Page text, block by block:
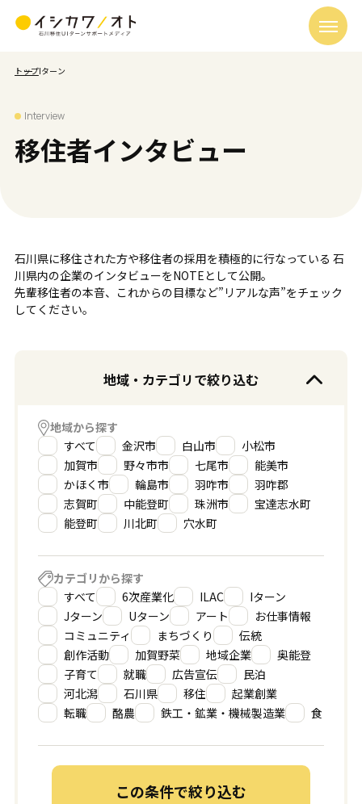
トップIターン
Interview
移住者インタビュー
石川県に移住された方や移住者の採用を積極的に行なっている 石
川県内の企業のインタビューをNOTEとして公開。
先輩移住者の本音、これからの目標など”リアルな声”をチェック
してください。
地域・カテゴリで絞り込む
地域から探す
すべて
金沢市 白山市
小松市
加賀市
野々市市 七尾市
能美市
かほく市
輪島市 羽咋市
羽咋郡
志賀町
中能登町 珠洲市
宝達志水町
能登町
川北町 穴水町
カテゴリから探す
すべて
6次産業化 ILAC
Iターン
Jターン
Uターン アート
お仕事情報
コミュニティ
まちづくり
伝統
創作活動
加賀野菜 地域企業
奥能登
子育て
就職 広告宣伝
民泊
河北潟
石川県 移住
起業創業
転職
酪農 鉄工・鉱業・機械製造業 食
この条件で絞り込む